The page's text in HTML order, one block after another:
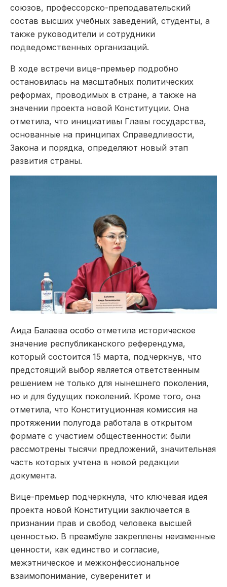
союзов, профессорско-преподавательский
состав высших учебных заведений, студенты, а
также руководители и сотрудники
подведомственных организаций.
В ходе встречи вице-премьер подробно
остановилась на масштабных политических
реформах, проводимых в стране, а также на
значении проекта новой Конституции. Она
отметила, что инициативы Главы государства,
основанные на принципах Справедливости,
Закона и порядка, определяют новый этап
развития страны.
Аида Балаева особо отметила историческое
значение республиканского референдума,
который состоится 15 марта, подчеркнув, что
предстоящий выбор является ответственным
решением не только для нынешнего поколения,
но и для будущих поколений. Кроме того, она
отметила, что Конституционная комиссия на
протяжении полугода работала в открытом
формате с участием общественности: были
рассмотрены тысячи предложений, значительная
часть которых учтена в новой редакции
документа.
Вице-премьер подчеркнула, что ключевая идея
проекта новой Конституции заключается в
признании прав и свобод человека высшей
ценностью. В преамбуле закреплены неизменные
ценности, как единство и согласие,
межэтническое и межконфессиональное
взаимопонимание, суверенитет и